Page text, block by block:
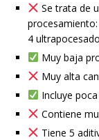
Se trata de
4
Muy baja
Muy alta
Incluye
Contiene
Tiene 5